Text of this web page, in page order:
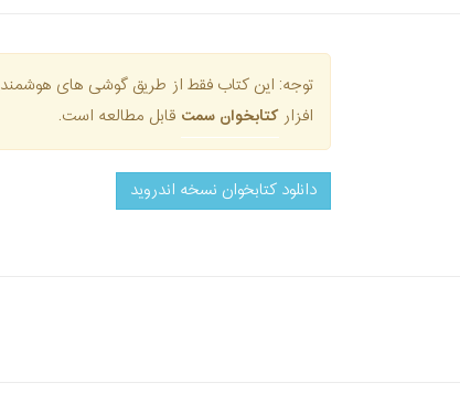
توجه: این کتاب فقط از طریق گوشی های هوشمند
افزارکتابخوان سمت قابل مطالعه است.
دانلود کتابخوان نسخه اندروید